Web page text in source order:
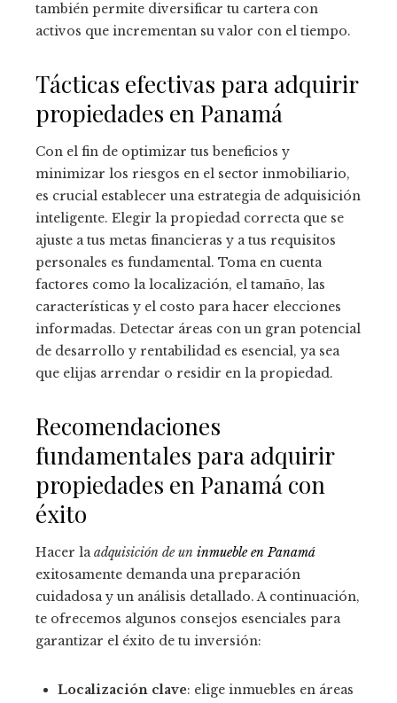
también permite diversificar tu cartera con
activos que incrementan su valor con el tiempo.
Tácticas efectivas para adquirir
propiedades en Panamá
Con el fin de optimizar tus beneficios y
minimizar los riesgos en el sector inmobiliario,
es crucial establecer una estrategia de adquisición
inteligente. Elegir la propiedad correcta que se
ajuste a tus metas financieras y a tus requisitos
personales es fundamental. Toma en cuenta
factores como la localización, el tamaño, las
características y el costo para hacer elecciones
informadas. Detectar áreas con un gran potencial
de desarrollo y rentabilidad es esencial, ya sea
que elijas arrendar o residir en la propiedad.
Recomendaciones
fundamentales para adquirir
propiedades en Panamá con
éxito
Hacer laadquisición de un inmueble en Panamá
exitosamente demanda una preparación
cuidadosa y un análisis detallado. A continuación,
te ofrecemos algunos consejos esenciales para
garantizar el éxito de tu inversión:
Localización clave: elige inmuebles en áreas